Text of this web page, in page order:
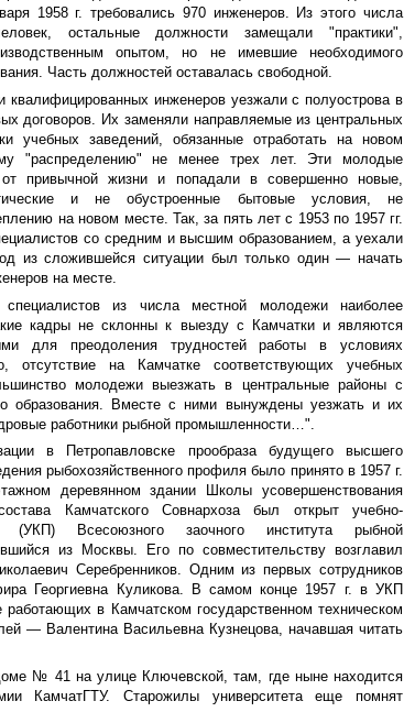
1958 г. требовались 970 инженеров. Из этого числа
остальные должности замещали "практики",
опытом, но не имевшие необходимого
Часть должностей оставалась свободной.
квалифицированных инженеров уезжали с полуострова в
договоров. Их заменяли направляемые из центральных
учебных заведений, обязанные отработать на новом
"распределению" не менее трех лет. Эти молодые
от привычной жизни и попадали в совершенно новые,
и не обустроенные бытовые условия, не
на новом месте. Так, за пять лет с 1953 по 1957 гг.
со средним и высшим образованием, а уехали
из сложившейся ситуации был только один — начать
на месте.
специалистов из числа местной молодежи наиболее
кадры не склонны к выезду с Камчатки и являются
для преодоления трудностей работы в условиях
отсутствие на Камчатке соответствующих учебных
молодежи выезжать в центральные районы с
образования. Вместе с ними вынуждены уезжать и их
работники рыбной промышленности…".
в Петропавловске прообраза будущего высшего
рыбохозяйственного профиля было принято в 1957 г.
деревянном здании Школы усовершенствования
Камчатского Совнархоза был открыт учебно-
(УКП) Всесоюзного заочного института рыбной
из Москвы. Его по совместительству возглавил
Серебренников. Одним из первых сотрудников
Георгиевна Куликова. В самом конце 1957 г. в УКП
в Камчатском государственном техническом
— Валентина Васильевна Кузнецова, начавшая читать
№ 41 на улице Ключевской, там, где ныне находится
КамчатГТУ. Старожилы университета еще помнят